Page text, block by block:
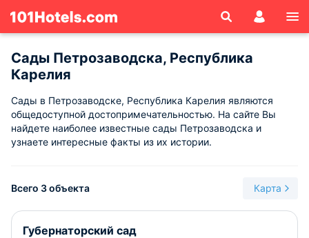
Сады Петрозаводска, Республика
Карелия
Сады в Петрозаводске, Республика Карелия являются
общедоступной достопримечательностью. На сайте Вы
найдете наиболее известные сады Петрозаводска и
узнаете интересные факты из их истории.
Всего 3 объекта Карта
Губернаторский сад